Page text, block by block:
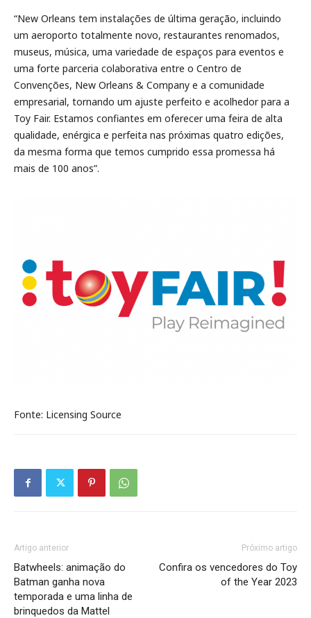
“New Orleans tem instalações de última geração, incluindo
um aeroporto totalmente novo, restaurantes renomados,
museus, música, uma variedade de espaços para eventos e
uma forte parceria colaborativa entre o Centro de
Convenções, New Orleans & Company e a comunidade
empresarial, tornando um ajuste perfeito e acolhedor para a
Toy Fair. Estamos confiantes em oferecer uma feira de alta
qualidade, enérgica e perfeita nas próximas quatro edições,
da mesma forma que temos cumprido essa promessa há
mais de 100 anos”.
Fonte: Licensing Source
Artigo anterior
Batwheels: animação do
Batman ganha nova
temporada e uma linha de
brinquedos da Mattel
Próximo artigo
Confira os vencedores do Toy
of the Year 2023